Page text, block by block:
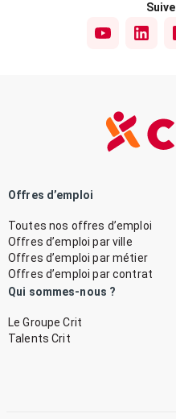
Offres d’emploi
Toutes nos offres d’emploi
Offres d’emploi par ville
Offres d’emploi par métier
Offres d’emploi par contrat
Qui sommes-nous ?
Le Groupe Crit
Talents Crit